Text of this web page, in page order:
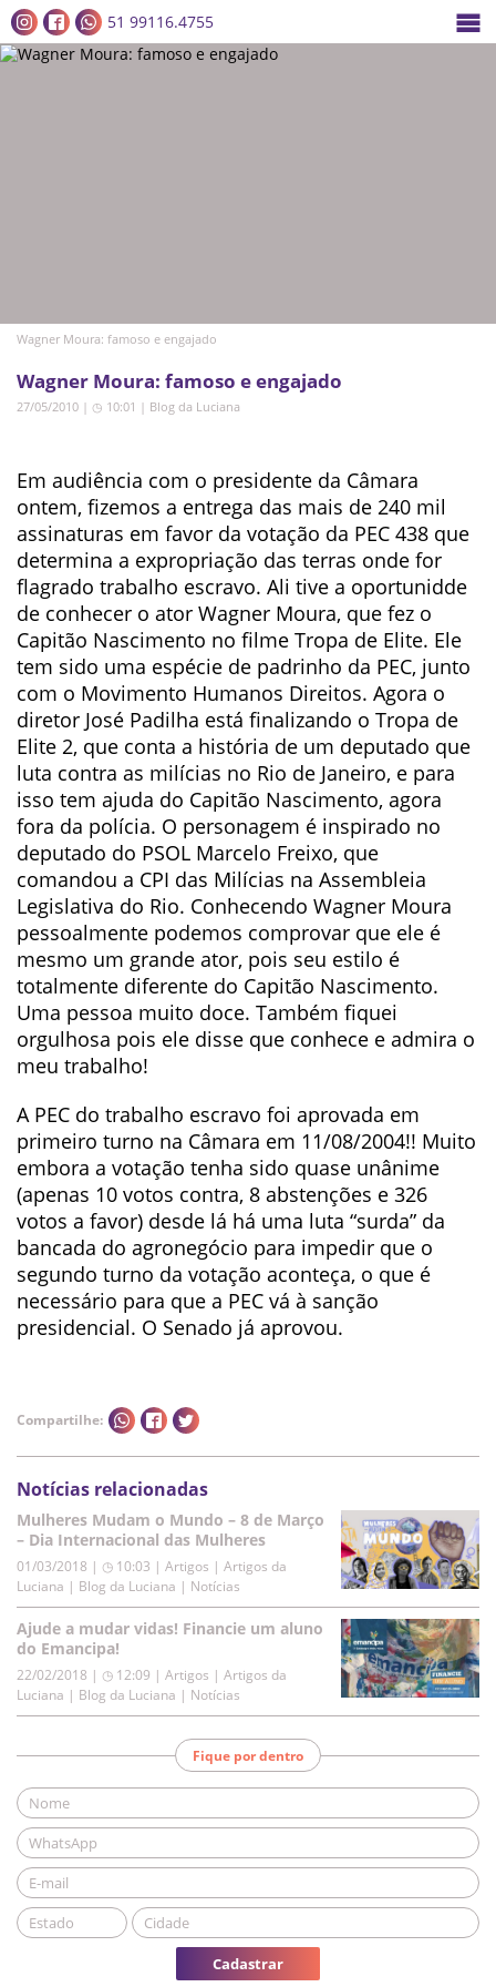
51 99116.4755
Wagner Moura: famoso e engajado
Wagner Moura: famoso e engajado
27/05/2010 | ◷ 10:01 | Blog da Luciana
Em audiência com o presidente da Câmara
ontem, fizemos a entrega das mais de 240 mil
assinaturas em favor da votação da PEC 438 que
determina a expropriação das terras onde for
flagrado trabalho escravo. Ali tive a oportunidde
de conhecer o ator Wagner Moura, que fez o
Capitão Nascimento no filme Tropa de Elite. Ele
tem sido uma espécie de padrinho da PEC, junto
com o Movimento Humanos Direitos. Agora o
diretor José Padilha está finalizando o Tropa de
Elite 2, que conta a história de um deputado que
luta contra as milícias no Rio de Janeiro, e para
isso tem ajuda do Capitão Nascimento, agora
fora da polícia. O personagem é inspirado no
deputado do PSOL Marcelo Freixo, que
comandou a CPI das Milícias na Assembleia
Legislativa do Rio. Conhecendo Wagner Moura
pessoalmente podemos comprovar que ele é
mesmo um grande ator, pois seu estilo é
totalmente diferente do Capitão Nascimento.
Uma pessoa muito doce. Também fiquei
orgulhosa pois ele disse que conhece e admira o
meu trabalho!
A PEC do trabalho escravo foi aprovada em
primeiro turno na Câmara em 11/08/2004!! Muito
embora a votação tenha sido quase unânime
(apenas 10 votos contra, 8 abstenções e 326
votos a favor) desde lá há uma luta “surda” da
bancada do agronegócio para impedir que o
segundo turno da votação aconteça, o que é
necessário para que a PEC vá à sanção
presidencial. O Senado já aprovou.
Compartilhe:
Notícias relacionadas
Mulheres Mudam o Mundo – 8 de Março
– Dia Internacional das Mulheres
01/03/2018 | ◷ 10:03 | Artigos | Artigos da
Luciana | Blog da Luciana | Notícias
Ajude a mudar vidas! Financie um aluno
do Emancipa!
22/02/2018 | ◷ 12:09 | Artigos | Artigos da
Luciana | Blog da Luciana | Notícias
Fique por dentro
Cadastrar